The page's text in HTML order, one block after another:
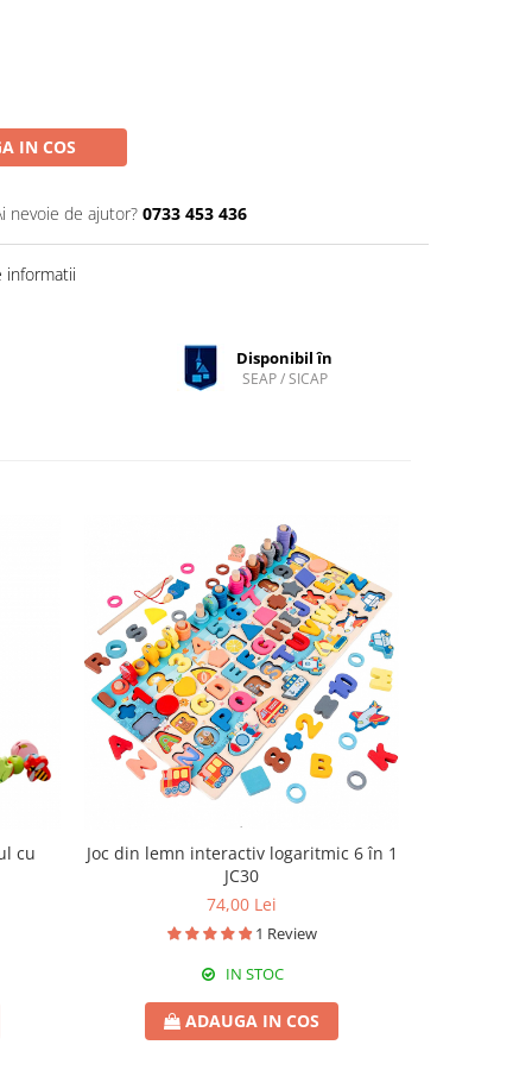
IN COS
nevoie de ajutor? 0733 453 436
informatii
Disponibil în
SEAP / SICAP
cu
Joc din lemn interactiv logaritmic 6 în 1
JC30
74,00 Lei
1 Review
IN STOC
ADAUGA IN COS